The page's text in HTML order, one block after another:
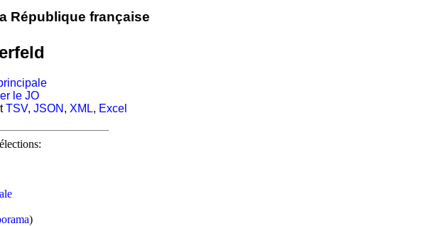
République française
le JO
TSV, JSON , XML, Excel
)